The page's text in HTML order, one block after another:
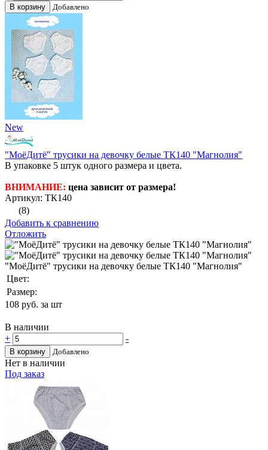
В корзину Добавлено
New
"МоёДитё" трусики на девочку белые ТК140 "Магнолия"
В упаковке 5 штук одного размера и цвета.
ВНИМАНИЕ: цена зависит от размера!
Артикул: ТК140
(8)
Добавить к сравнению
Отложить
"МоёДитё" трусики на девочку белые ТК140 "Магнолия"
Цвет:
Размер:
108 руб. за шт
В наличии
+
-
В корзину Добавлено
Нет в наличии
Под заказ